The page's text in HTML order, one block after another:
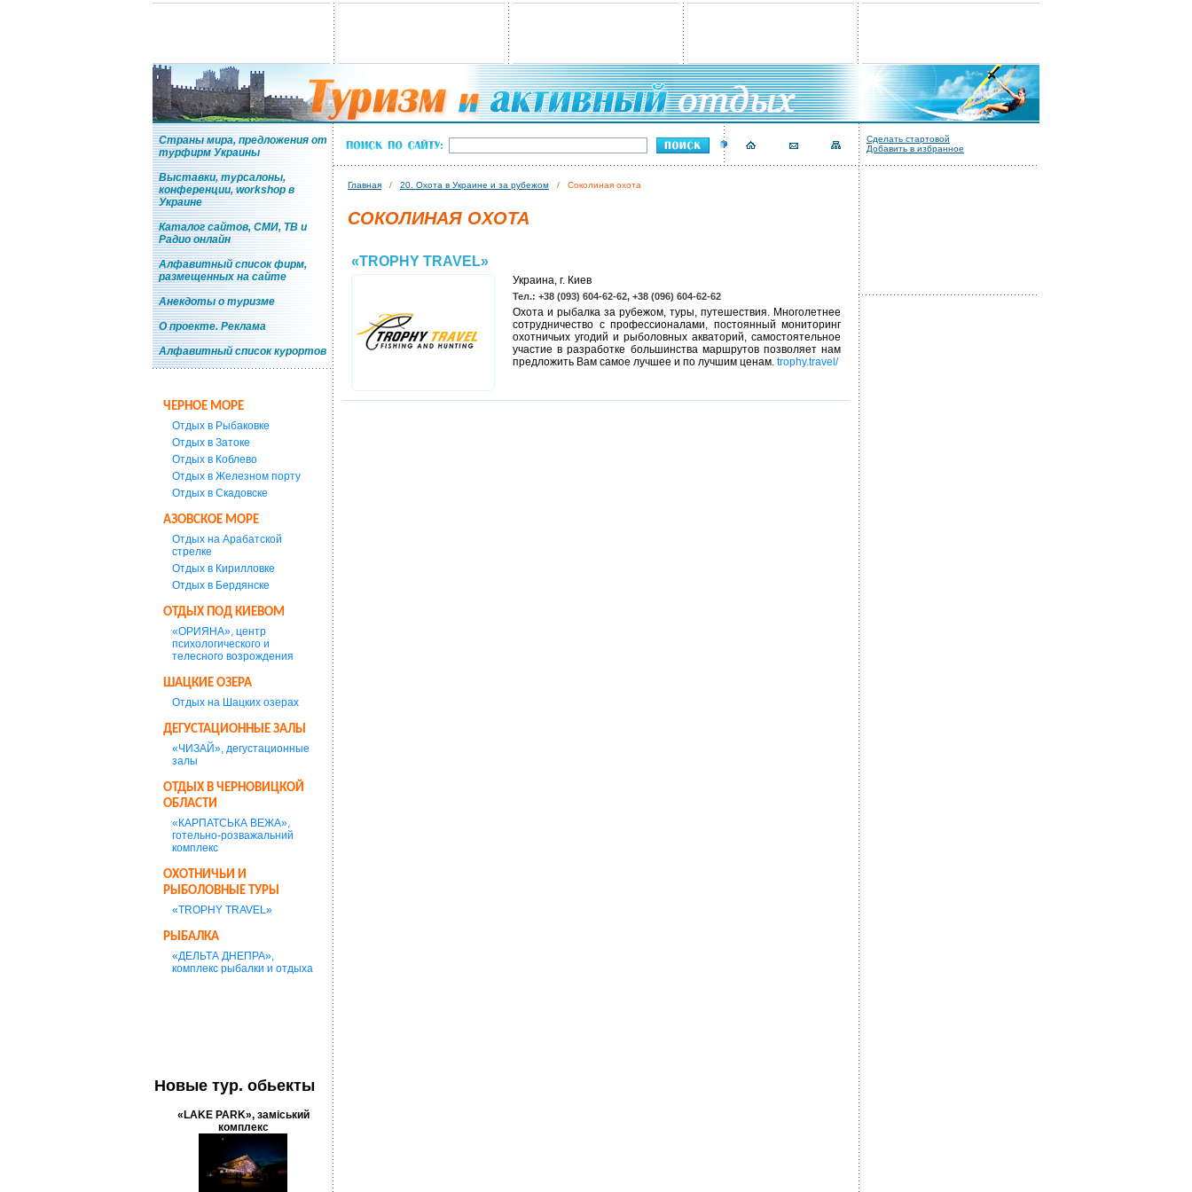
Страны мира, предложения от
турфирм Украины
Выставки, турсалоны,
конференции, workshop в
Украине
Каталог сайтов, СМИ, ТВ и
Радио онлайн
Алфавитный список фирм,
размещенных на сайте
Анекдоты о туризме
О проекте. Реклама
Алфавитный список курортов
ЧЕРНОЕ МОРЕ
Отдых в Рыбаковке
Отдых в Затоке
Отдых в Коблево
Отдых в Железном порту
Отдых в Скадовске
АЗОВСКОЕ МОРЕ
Отдых на Арабатской
стрелке
Отдых в Кирилловке
Отдых в Бердянске
ОТДЫХ ПОД КИЕВОМ
«ОРИЯНА», центр
психологического и
телесного возрождения
ШАЦКИЕ ОЗЕРА
Отдых на Шацких озерах
ДЕГУСТАЦИОННЫЕ ЗАЛЫ
«ЧИЗАЙ», дегустационные
залы
ОТДЫХ В ЧЕРНОВИЦКОЙ
ОБЛАСТИ
«КАРПАТСЬКА ВЕЖА»,
готельно-розважальний
комплекс
ОХОТНИЧЬИ И
РЫБОЛОВНЫЕ ТУРЫ
«TROPHY TRAVEL»
РЫБАЛКА
«ДЕЛЬТА ДНЕПРА»,
комплекс рыбалки и отдыха
Новые тур. обьекты
«LAKE PARK», заміський
комплекс
Главная / 20. Охота в Украине и за рубежом / Соколиная охота
СОКОЛИНАЯ ОХОТА
«TROPHY TRAVEL»
Украина, г. Киев
Тел.: +38 (093) 604-62-62, +38 (096) 604-62-62
Охота и рыбалка за рубежом, туры, путешествия. Многолетнее
сотрудничество с профессионалами, постоянный мониторинг
охотничьих угодий и рыболовных акваторий, самостоятельное
участие в разработке большинства маршрутов позволяет нам
предложить Вам самое лучшее и по лучшим ценам. trophy.travel/
Сделать стартовой
Добавить в избранное